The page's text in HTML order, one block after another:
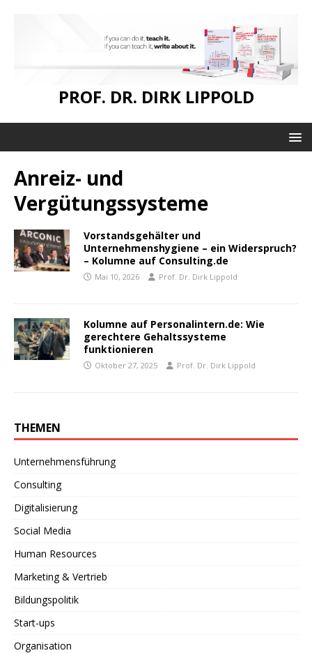
PROF. DR. DIRK LIPPOLD
Anreiz- und
Vergütungssysteme
Vorstandsgehälter und
Unternehmenshygiene – ein Widerspruch?
– Kolumne auf Consulting.de
Mai 10, 2026 Prof. Dr. Dirk Lippold
Kolumne auf Personalintern.de: Wie
gerechtere Gehaltssysteme
funktionieren
Oktober 27, 2025 Prof. Dr. Dirk Lippold
THEMEN
Unternehmensführung
Consulting
Digitalisierung
Social Media
Human Resources
Marketing & Vertrieb
Bildungspolitik
Start-ups
Organisation